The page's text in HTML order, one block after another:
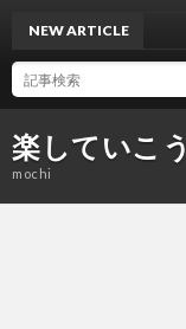
楽していこう
mochi
NEW ARTICLE